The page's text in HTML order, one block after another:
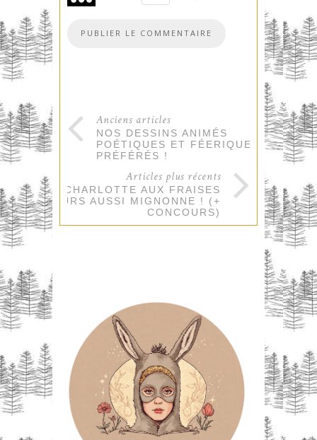
Anciens articles
NOS DESSINS ANIMÉS
POÉTIQUES ET FÉERIQUES
PRÉFÉRÉS !
Articles plus récents
CHARLOTTE AUX FRAISES
TOUJOURS AUSSI MIGNONNE ! (+
CONCOURS)